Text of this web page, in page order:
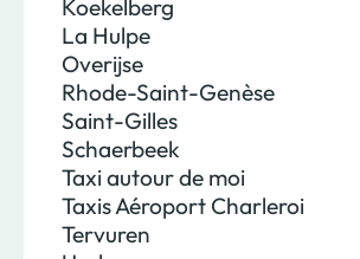
Koekelberg
La Hulpe
Overijse
Rhode-Saint-Genèse
Saint-Gilles
Schaerbeek
Taxi autour de moi
Taxis Aéroport Charleroi
Tervuren